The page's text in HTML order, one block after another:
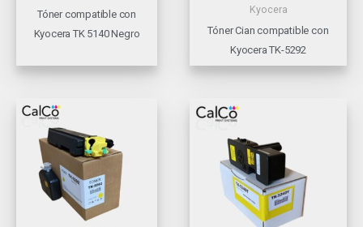
Tóner compatible con
Kyocera TK 5140 Negro
Kyocera
Tóner Cian compatible con
Kyocera TK-5292